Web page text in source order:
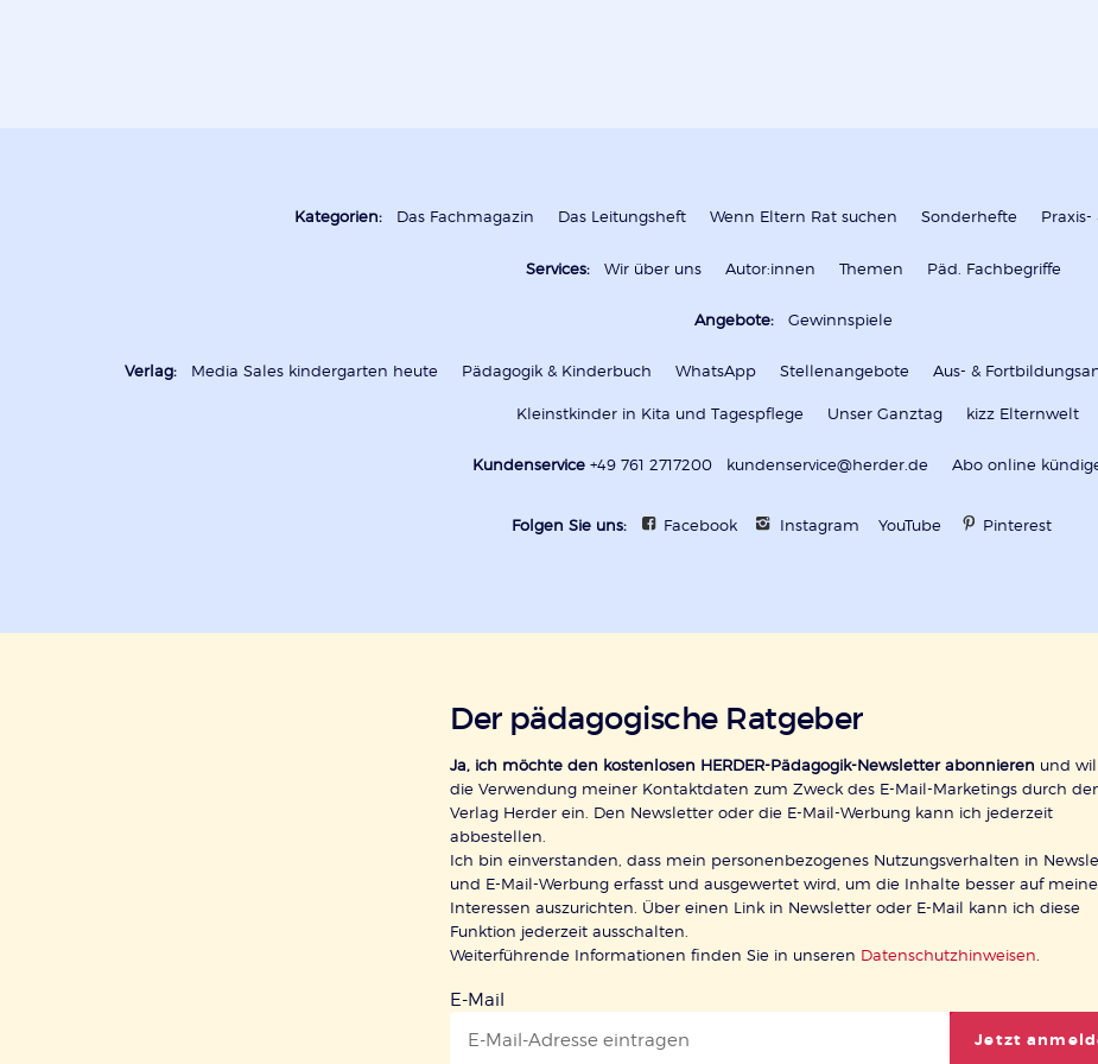
Kategorien: Das Fachmagazin Das Leitungsheft Wenn Eltern Rat suchen Sonderhefte
Services: Wir über uns Autor:innen Themen Päd. Fachbegriffe
Angebote: Gewinnspiele
Verlag: Media Sales kindergarten heute Pädagogik & Kinderbuch WhatsApp Stellenangebote Aus- &
Kleinstkinder in Kita und Tagespflege Unser Ganztag kizz Elternwelt
Kundenservice +49 761 2717200 kundenservice@herder.de Abo online
Folgen Sie uns: Facebook Instagram YouTube Pinterest
Der pädagogische Ratgeber
Ja, ich möchte den kostenlosen HERDER-Pädagogik-Newsletter abonnieren und
die Verwendung meiner Kontaktdaten zum Zweck des E-Mail-Marketings durch
Verlag Herder ein. Den Newsletter oder die E-Mail-Werbung kann ich jederzeit
abbestellen.
Ich bin einverstanden, dass mein personenbezogenes Nutzungsverhalten in
und E-Mail-Werbung erfasst und ausgewertet wird, um die Inhalte besser auf meine
Interessen auszurichten. Über einen Link in Newsletter oder E-Mail kann ich diese
Funktion jederzeit ausschalten.
Weiterführende Informationen finden Sie in unseren Datenschutzhinweisen.
E-Mail
Jetzt